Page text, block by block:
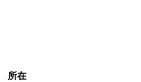
所在